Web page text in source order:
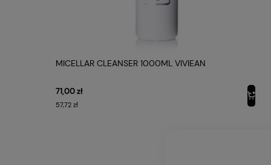
MICELLAR CLEANSER 1000ML VIVIEAN
71,00 zł
57,72 zł